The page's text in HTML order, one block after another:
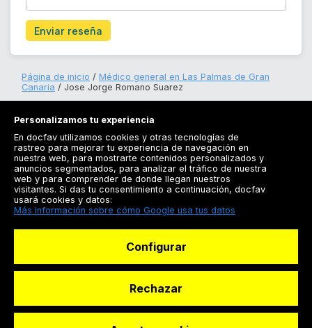
Enviar reseña
Página de inicio
Médico general en Las Palmas de Gran
Canaria
Jose Jorge Romano Suarez
Registrarse
Docfav
Personalizamos tu experiencia
En docfav utilizamos cookies y otras tecnologías de
rastreo para mejorar tu experiencia de navegación en
nuestra web, para mostrarte contenidos personalizados y
anuncios segmentados, para analizar el tráfico de nuestra
web y para comprender de donde llegan nuestros
visitantes. Si das tu consentimiento a continuación, docfav
usará cookies y datos:
Más información sobre cómo Google usa tus datos
Configurar
Rechazar